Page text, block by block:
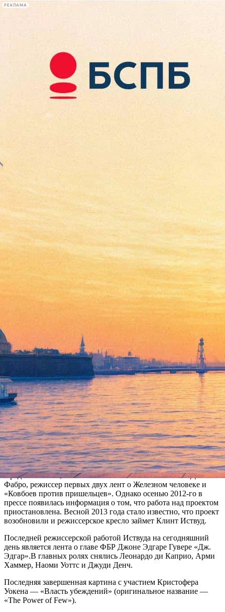
РЕКЛАМА
Сегодня:
2026.08.09
11:59
Афиша Plus
Кристофер Уокен сыграет
поющего гангстера в
мюзикле Клинта Иствуда
Версия для печати
Кристофер Уокен сыграет одного из ключевых персонажей в
мюзикле «Парни из Джерси» («Jersey Boys»), постановкой
которого займется Клинт Иствуд.
Премьера постановки состоялась на Бродвее в 2005 году.
Спектакль рассказывает о пути к успеху существующей в
действительности американской группы The Four Seasons.
Уокену предстоит сыграть главу мафиозной группировки
Анджело «Джипа» Декарло, помогавшего участникам группы
справиться с финансовыми трудностями.
Фильм «Парни из Джерси» был задуман еще в 2010 году.
Предполагалось, что его постановкой может заняться Джон
Фабро, режиссер первых двух лент о Железном человеке и
«Ковбоев против пришельцев». Однако осенью 2012-го в
прессе появилась информация о том, что работа над проектом
приостановлена. Весной 2013 года стало известно, что проект
возобновили и режиссерское кресло займет Клинт Иствуд.
Последней режиссерской работой Иствуда на сегодняшний
день является лента о главе ФБР Джоне Эдгаре Гувере «Дж.
Эдгар».В главных ролях снялись Леонардо ди Каприо, Арми
Хаммер, Наоми Уоттс и Джуди Денч.
Последняя завершенная картина с участием Кристофера
Уокена — «Власть убеждений» (оригинальное название —
«The Power of Few»).